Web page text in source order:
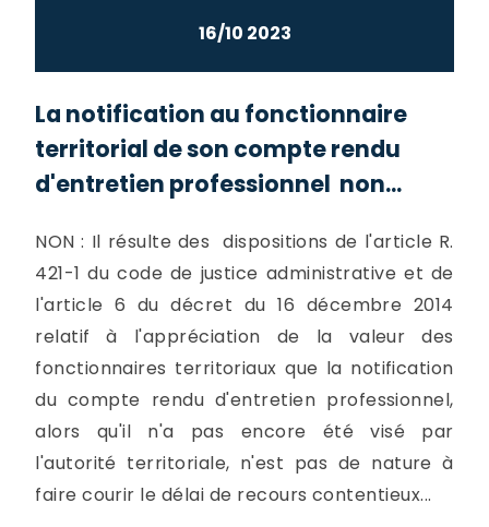
16/10 2023
La notification au fonctionnaire
territorial de son compte rendu
d'entretien professionnel non...
NON : Il résulte des dispositions de l'article R.
421-1 du code de justice administrative et de
l'article 6 du décret du 16 décembre 2014
relatif à l'appréciation de la valeur des
fonctionnaires territoriaux que la notification
du compte rendu d'entretien professionnel,
alors qu'il n'a pas encore été visé par
l'autorité territoriale, n'est pas de nature à
faire courir le délai de recours contentieux...